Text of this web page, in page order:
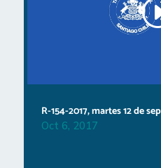
R-154-2017, martes 12 de
Oct 6, 2017